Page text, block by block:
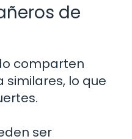
de
comparten
similares, lo que
ser